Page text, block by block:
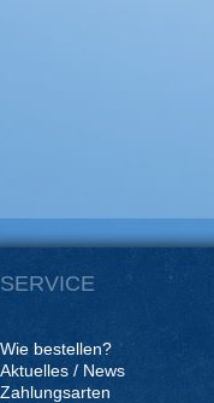
SERVICE
Wie bestellen?
Aktuelles / News
Zahlungsarten